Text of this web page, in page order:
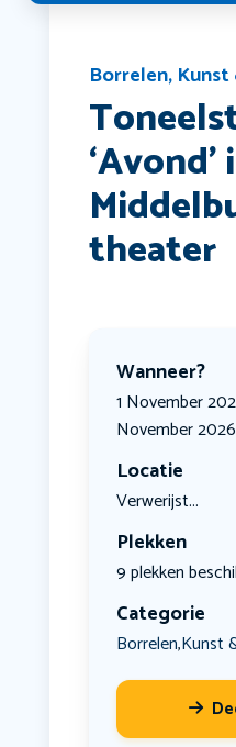
Borrelen,
theater
Wanneer?
1 November
November
Locatie
Verwerijst...
Plekken
9 plekken
Categorie
Borrelen,Kunst